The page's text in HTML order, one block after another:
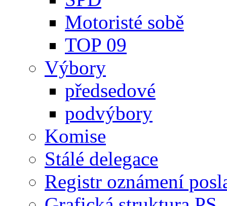
Motoristé sobě
TOP 09
Výbory
předsedové
podvýbory
Komise
Stálé delegace
Registr oznámení